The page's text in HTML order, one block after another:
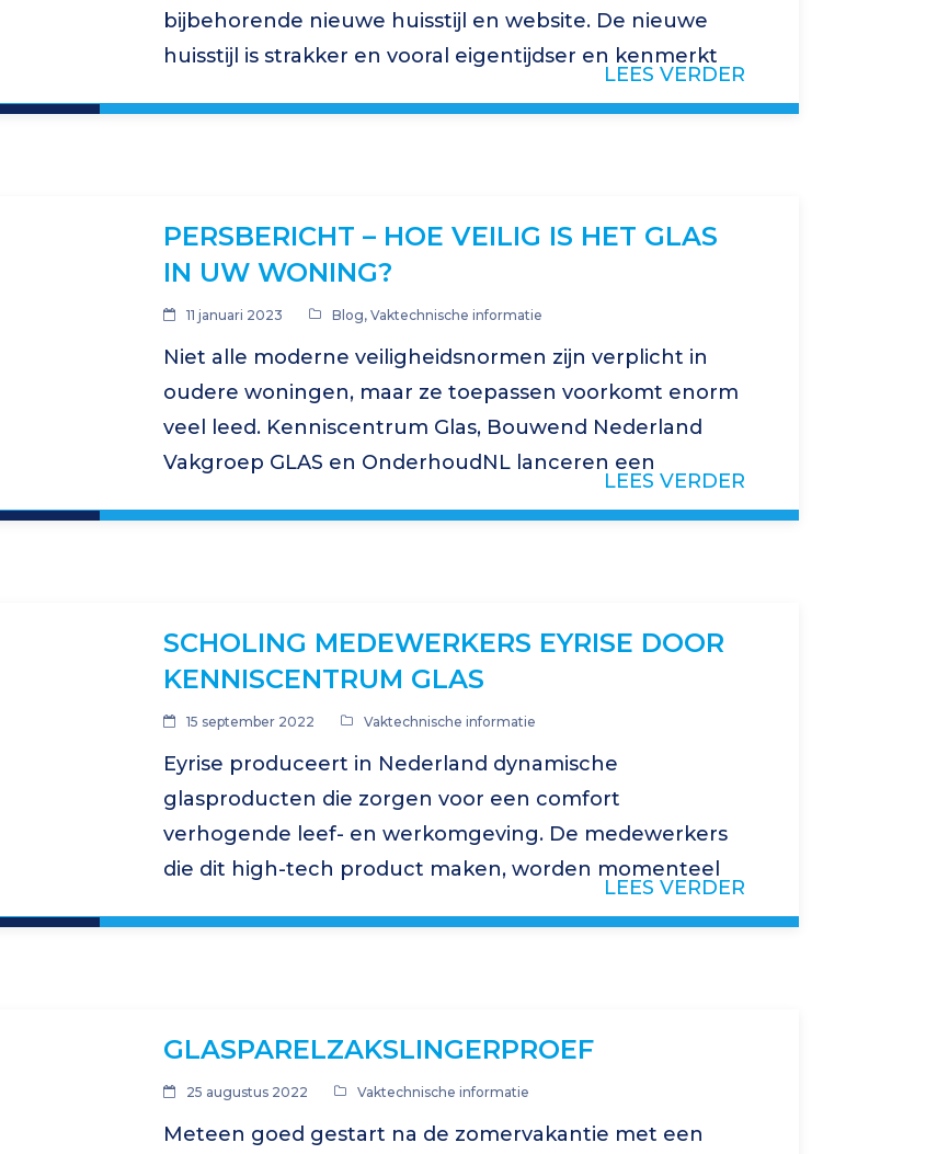
bijbehorende nieuwe huisstijl en website. De nieuwe
huisstijl is strakker en vooral eigentijdser en kenmerkt
LEES VERDER
PERSBERICHT – HOE VEILIG IS HET GLAS
IN UW WONING?
11 januari 2023 Blog, Vaktechnische informatie
Niet alle moderne veiligheidsnormen zijn verplicht in
oudere woningen, maar ze toepassen voorkomt enorm
veel leed. Kenniscentrum Glas, Bouwend Nederland
Vakgroep GLAS en OnderhoudNL lanceren een
LEES VERDER
SCHOLING MEDEWERKERS EYRISE DOOR
KENNISCENTRUM GLAS
15 september 2022 Vaktechnische informatie
Eyrise produceert in Nederland dynamische
glasproducten die zorgen voor een comfort
verhogende leef- en werkomgeving. De medewerkers
die dit high-tech product maken, worden momenteel
LEES VERDER
GLASPARELZAKSLINGERPROEF
25 augustus 2022 Vaktechnische informatie
Meteen goed gestart na de zomervakantie met een